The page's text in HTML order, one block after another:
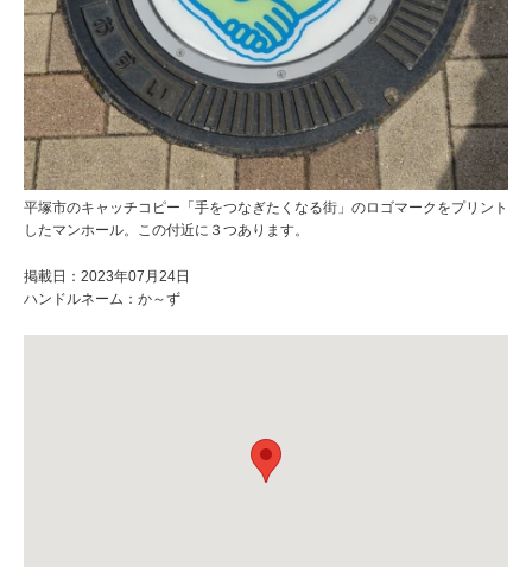
平塚市のキャッチコピー「手をつなぎたくなる街」のロゴマークをプリント
したマンホール。この付近に３つあります。
掲載日：2023年07月24日
ハンドルネーム：か～ず